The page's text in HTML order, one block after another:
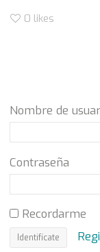
0 likes
Nombre de
Contraseña
Recordarme